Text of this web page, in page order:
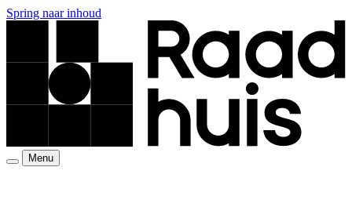
Spring naar inhoud
Menu